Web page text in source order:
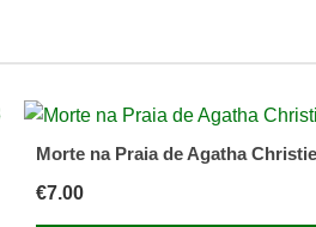
Morte na Praia de Agatha Christie
€7.00